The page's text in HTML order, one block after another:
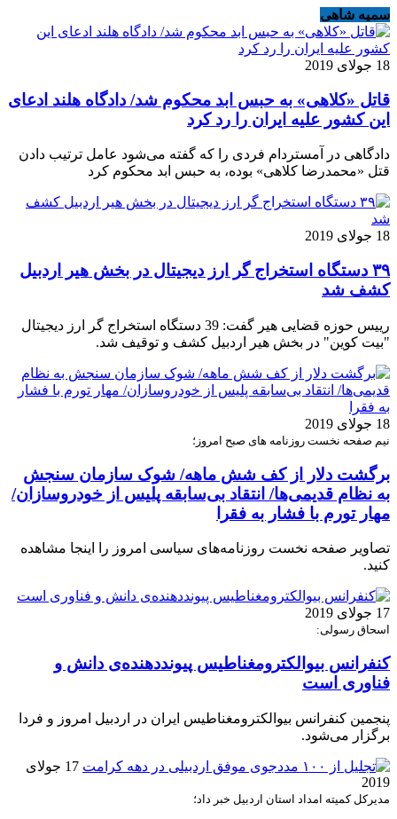
سمیه شاهی
18 جولای 2019
قاتل «کلاهی» به حبس ابد محکوم شد/ دادگاه هلند ادعای
این کشور علیه ایران را رد کرد
دادگاهی در آمستردام فردی را که گفته می‌شود عامل ترتیب دادن
قتل «محمدرضا کلاهی» بوده، به حبس ابد محکوم کرد
18 جولای 2019
۳۹ دستگاه استخراج گر ارز دیجیتال در بخش هیر اردبیل
کشف شد
رییس حوزه قضایی هیر گفت: 39 دستگاه استخراج گر ارز دیجیتال
"بیت کوین" در بخش هیر اردبیل کشف و توقیف شد.
18 جولای 2019
نیم صفحه نخست روزنامه های صبح امروز؛
برگشت دلار از کف شش ماهه/ شوک سازمان سنجش
به نظام قدیمی‌ها/ انتقاد بی‌سابقه پلیس از خودروسازان/
مهار تورم با فشار به فقرا
تصاویر صفحه نخست روزنامه‌های سیاسی امروز را اینجا مشاهده
کنید.
17 جولای 2019
اسحاق رسولی:
کنفرانس بیوالکترومغناطیس پیوند‌دهنده‌ی دانش و
فناوری است
پنجمین کنفرانس بیوالکترومغناطیس ایران در اردبیل امروز و فردا
برگزار می‌شود.
17 جولای
2019
مدیرکل کمیته امداد استان اردبیل خبر داد؛